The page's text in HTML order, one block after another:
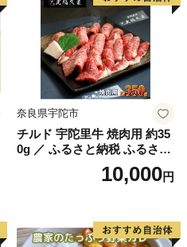
奈良県宇陀市
チルド 宇陀里牛 焼肉用 約35
0g ／ ふるさと納税 ふるさと
焼肉 牛肉 焼き肉用肉 ギフト
お肉 バーベキュー BBQ キャ
し 正月 奈良県 宇陀市 光福久
屋
10,000円